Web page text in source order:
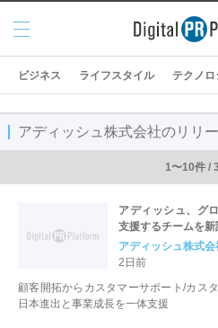
メニ
ュー
ビジネス ライフスタイル テクノ
アディッシュ株式会社のリリ
1〜10件 /
アディッシュ、グ
支援するチームを新
アディッシュ株式会
2日前
顧客開拓からカスタマーサポート/カス
日本進出と事業成長を一体支援